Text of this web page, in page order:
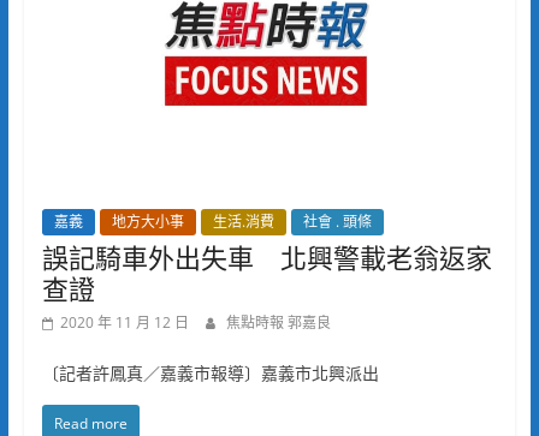
嘉義 地方大小事 生活.消費 社會 . 頭條
誤記騎車外出失車 北興警載老翁返家
查證
2020 年 11 月 12 日 焦點時報 郭嘉良
〔記者許鳳真／嘉義市報導〕嘉義市北興派出
Read more